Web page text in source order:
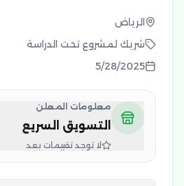
الرياض
شريك لمشروع تحت الدراسة
5/28/2025
معلومات المعلن
التسويق السريع
لا توجد تقييمات بعد